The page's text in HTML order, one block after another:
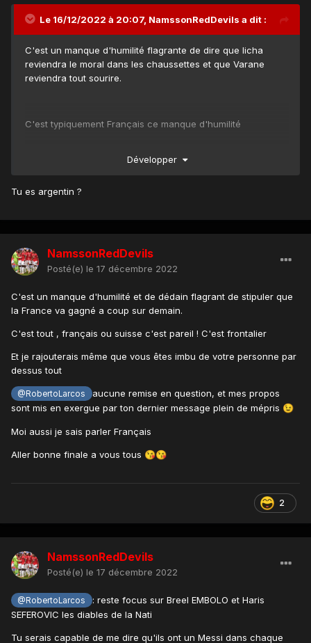
Le 16/12/2022 à 20:07, NamssonRedDevils a dit :
C'est un manque d'humilité flagrante de dire que licha
reviendra le moral dans les chaussettes et que Varane
reviendra tout sourire.
C'est typiquement Français ce manque d'humilité
Développer
Tu es argentin ?
NamssonRedDevils
Posté(e) le 17 décembre 2022
C'est un manque d'humilité et de dédain flagrant de stipuler que
la France va gagné a coup sur demain.
C'est tout , français ou suisse c'est pareil ! C'est frontalier
Et je rajouterais même que vous êtes imbu de votre personne par
dessus tout
@RobertoLarcos
aucune remise en question, et mes propos
sont mis en exergue par ton dernier message plein de mépris 😉
Moi aussi je sais parler Français
Aller bonne finale a vous tous 😘😘
2
NamssonRedDevils
Posté(e) le 17 décembre 2022
@RobertoLarcos
: reste focus sur Breel EMBOLO et Haris
SEFEROVIC les diables de la Nati
Tu serais capable de me dire qu'ils ont un Messi dans chaque